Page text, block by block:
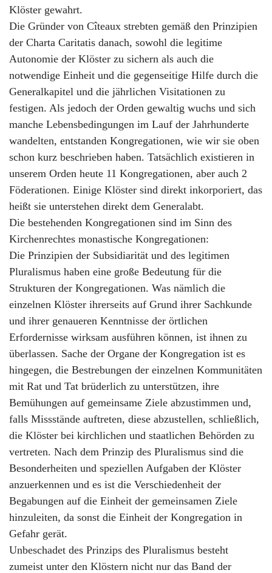
Klöster gewahrt.
Die Gründer von Cîteaux strebten gemäß den Prinzipien
der Charta Caritatis danach, sowohl die legitime
Autonomie der Klöster zu sichern als auch die
notwendige Einheit und die gegenseitige Hilfe durch die
Generalkapitel und die jährlichen Visitationen zu
festigen. Als jedoch der Orden gewaltig wuchs und sich
manche Lebensbedingungen im Lauf der Jahrhunderte
wandelten, entstanden Kongregationen, wie wir sie oben
schon kurz beschrieben haben. Tatsächlich existieren in
unserem Orden heute 11 Kongregationen, aber auch 2
Föderationen. Einige Klöster sind direkt inkorporiert, das
heißt sie unterstehen direkt dem Generalabt.
Die bestehenden Kongregationen sind im Sinn des
Kirchenrechtes monastische Kongregationen:
Die Prinzipien der Subsidiarität und des legitimen
Pluralismus haben eine große Bedeutung für die
Strukturen der Kongregationen. Was nämlich die
einzelnen Klöster ihrerseits auf Grund ihrer Sachkunde
und ihrer genaueren Kenntnisse der örtlichen
Erfordernisse wirksam ausführen können, ist ihnen zu
überlassen. Sache der Organe der Kongregation ist es
hingegen, die Bestrebungen der einzelnen Kommunitäten
mit Rat und Tat brüderlich zu unterstützen, ihre
Bemühungen auf gemeinsame Ziele abzustimmen und,
falls Missstände auftreten, diese abzustellen, schließlich,
die Klöster bei kirchlichen und staatlichen Behörden zu
vertreten. Nach dem Prinzip des Pluralismus sind die
Besonderheiten und speziellen Aufgaben der Klöster
anzuerkennen und es ist die Verschiedenheit der
Begabungen auf die Einheit der gemeinsamen Ziele
hinzuleiten, da sonst die Einheit der Kongregation in
Gefahr gerät.
Unbeschadet des Prinzips des Pluralismus besteht
zumeist unter den Klöstern nicht nur das Band der